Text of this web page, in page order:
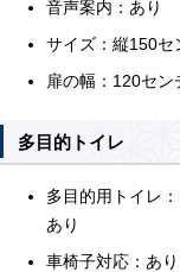
音声案内：あり
サイズ：縦150セ
扉の幅：120セン
多目的トイレ
多目的用トイレ：
あり
車椅子対応：あり